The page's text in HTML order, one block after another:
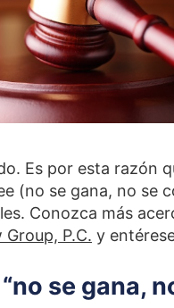
Es por esta razón
(no se gana, no se
Conozca más
P.C. y
se gana,